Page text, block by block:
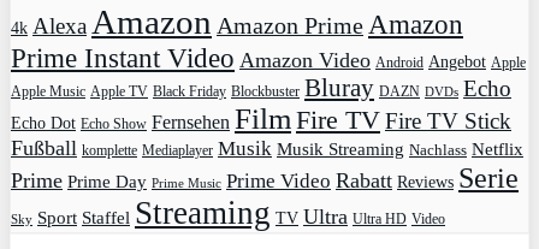
4k AlexaAmazon Amazon PrimeAmazon
Prime Instant Video Amazon Video Android Angebot Apple
Apple Music Apple TV Black Friday Blockbuster Bluray DAZN DVDs Echo
Echo Dot Echo Show Fernsehen FilmFire TVFire TV Stick
Fußball komplette Mediaplayer Musik Musik Streaming Nachlass Netflix
Prime Prime Day Prime Music Prime Video Rabatt Reviews Serie
Sky Sport Staffel Streaming TV Ultra Ultra HD Video